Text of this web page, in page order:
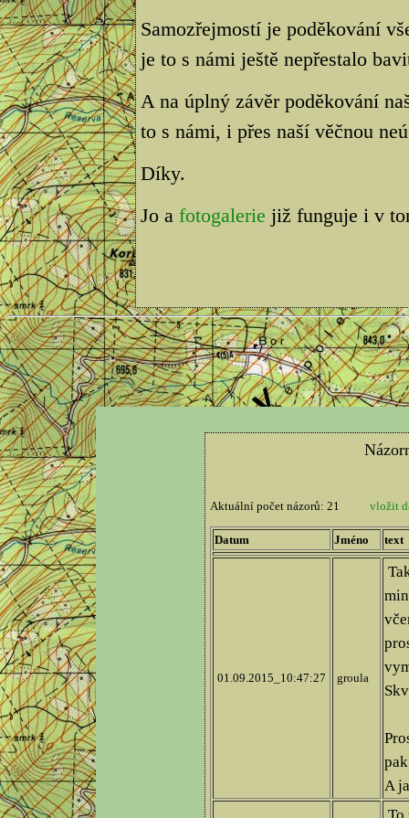
Samozřejmostí je poděkování
je to s námi ještě nepřestalo
A na úplný závěr poděkování
to s námi, i přes naší věčnou
Díky.
Jo a fotogalerie již funguje i v